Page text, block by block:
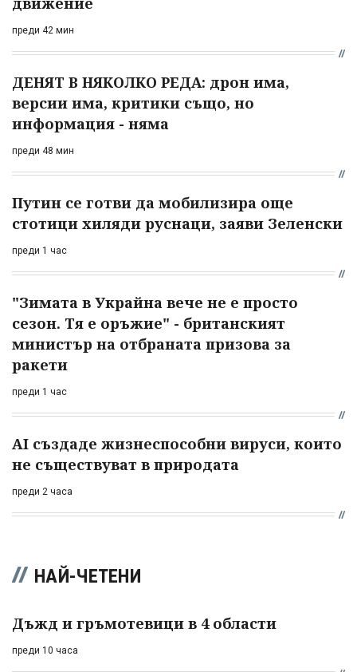
преди 42 мин
ДЕНЯТ В НЯКОЛКО РЕДА: дрон има,
версии има, критики също, но
информация - няма
преди 48 мин
Путин се готви да мобилизира още
стотици хиляди руснаци, заяви Зеленски
преди 1 час
"Зимата в Украйна вече не е просто
сезон. Тя е оръжие" - британският
министър на отбраната призова за
ракети
преди 1 час
AI създаде жизнеспособни вируси, които
не съществуват в природата
преди 2 часа
НАЙ-ЧЕТЕНИ
Дъжд и гръмотевици в 4 области
преди 10 часа